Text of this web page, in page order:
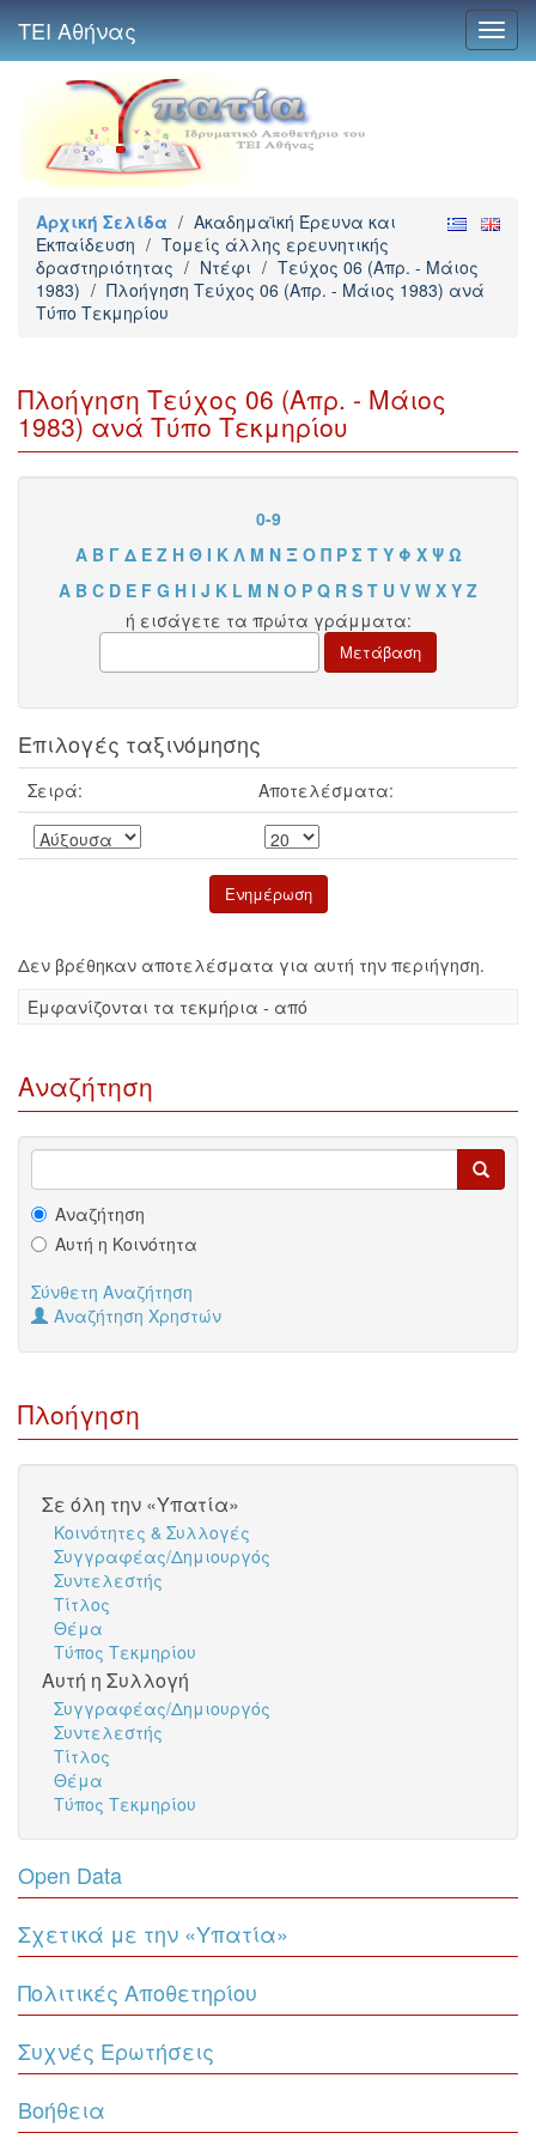
ΤΕΙ Αθήνας
Αρχική Σελίδα / Ακαδημαϊκή Έρευνα και
Εκπαίδευση / Τομείς άλλης ερευνητικής
δραστηριότητας / Ντέφι / Τεύχος 06 (Απρ. - Μάιος
1983) / Πλοήγηση Τεύχος 06 (Απρ. - Μάιος 1983) ανά
Τύπο Τεκμηρίου
Πλοήγηση Τεύχος 06 (Απρ. - Μάιος
1983) ανά Τύπο Τεκμηρίου
0-9
Α Β Γ Δ Ε Ζ Η Θ Ι Κ Λ Μ Ν Ξ Ο Π Ρ Σ Τ Υ Φ Χ Ψ Ω
A B C D E F G H I J K L M N O P Q R S T U V W X Y Z
ή εισάγετε τα πρώτα γράμματα:
Επιλογές ταξινόμησης
Σειρά: Αποτελέσματα:
Δεν βρέθηκαν αποτελέσματα για αυτή την περιήγηση.
Eμφανίζονται τα τεκμήρια - από
Αναζήτηση
Αναζήτηση
Αυτή η Κοινότητα
Σύνθετη Αναζήτηση
Αναζήτηση Χρηστών
Πλοήγηση
Σε όλη την «Υπατία»
Κοινότητες & Συλλογές
Συγγραφέας/Δημιουργός
Συντελεστής
Τίτλος
Θέμα
Τύπος Τεκμηρίου
Αυτή η Συλλογή
Συγγραφέας/Δημιουργός
Συντελεστής
Τίτλος
Θέμα
Τύπος Τεκμηρίου
Open Data
Σχετικά με την «Υπατία»
Πολιτικές Αποθετηρίου
Συχνές Ερωτήσεις
Βοήθεια